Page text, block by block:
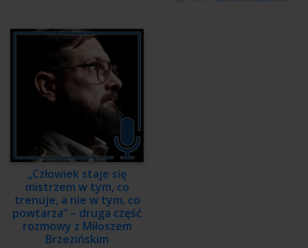
„Człowiek staje się
mistrzem w tym, co
trenuje, a nie w tym, co
powtarza” – druga część
rozmowy z Miłoszem
Brzezińskim